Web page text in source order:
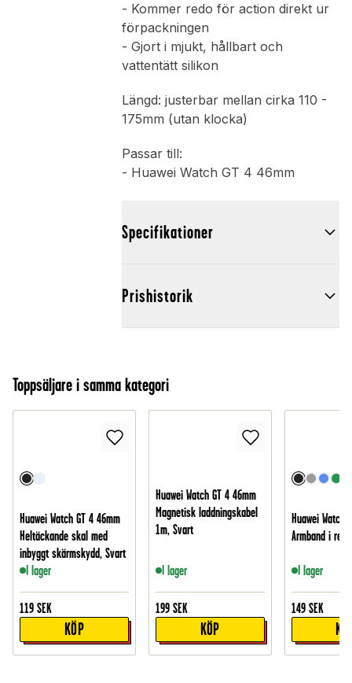
- Kommer redo för action direkt ur
förpackningen
- Gjort i mjukt, hållbart och
vattentätt silikon
Längd: justerbar mellan cirka 110 -
175mm (utan klocka)
Passar till:
- Huawei Watch GT 4 46mm
Specifikationer
Prishistorik
Toppsäljare i samma kategori
Huawei Watch GT 4 46mm
Heltäckande skal med
inbyggt skärmskydd, Svart
I lager
119 SEK
KÖP
Huawei Watch GT 4 46mm
Magnetisk laddningskabel
1m, Svart
I lager
199 SEK
KÖP
Huawei Watch
Armband i
I lager
149 SEK